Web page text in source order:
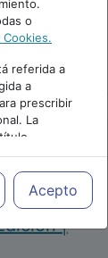
o
Cookies.
referida a
a
prescribir
La
los
y decidir, en
a lasAcepto
Virtual
y
|